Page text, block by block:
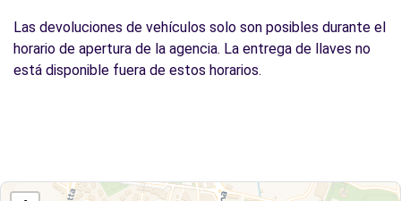
Las devoluciones de vehículos solo son posibles durante el
horario de apertura de la agencia. La entrega de llaves no
está disponible fuera de estos horarios.